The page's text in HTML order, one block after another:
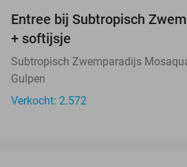
Entree bij Subtropisch
+ softijsje
Subtropisch Zwemparadijs
Gulpen
Verkocht: 2.572